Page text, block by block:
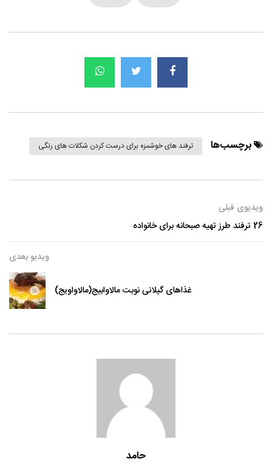
برچسب‌ها ترفند های خوشمزه برای درست کردن شکلات های رنگی
ویدیوی قبلی
26 ترفند طرز تهیه صبحانه برای خانواده
ویدیو بعدی
غذاهای گیلانی نوبت مالاوابیج(مالاواویج)
حامد